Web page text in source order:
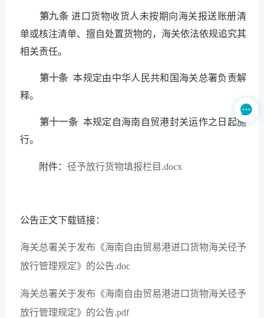
第九条进口货物收货人未按期向海关报送账册清
单或核注清单、擅自处置货物的，海关依法依规追究其
相关责任。
第十条 本规定由中华人民共和国海关总署负责解
释。
第十一条本规定自海南自贸港封关运作之日起施
行。
附件： 径予放行货物填报栏目.docx
公告正文下载链接：
海关总署关于发布《海南自由贸易港进口货物海关径予
放行管理规定》的公告.doc
海关总署关于发布《海南自由贸易港进口货物海关径予
放行管理规定》的公告.pdf
